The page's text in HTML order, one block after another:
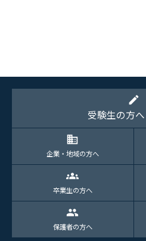
edit
受験生の方へ
domain
企業・地域の方へ
groups
卒業生の方へ
group
保護者の方へ